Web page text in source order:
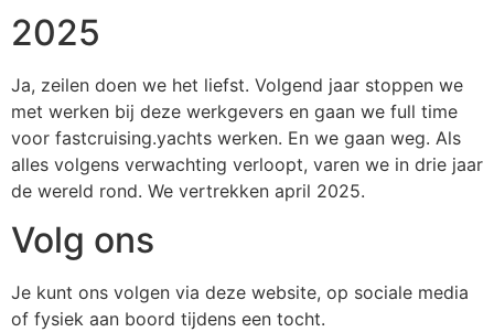
2025
Ja, zeilen doen we het liefst. Volgend jaar stoppen we
met werken bij deze werkgevers en gaan we full time
voor fastcruising.yachts werken. En we gaan weg. Als
alles volgens verwachting verloopt, varen we in drie jaar
de wereld rond. We vertrekken april 2025.
Volg ons
Je kunt ons volgen via deze website, op sociale media
of fysiek aan boord tijdens een tocht.